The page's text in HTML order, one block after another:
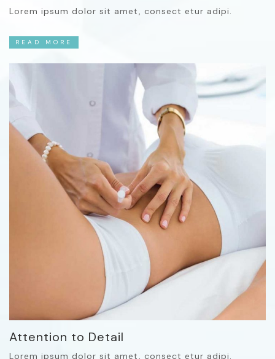
Lorem ipsum dolor sit amet, consect etur adipi.
READ MORE
Attention to Detail
Lorem ipsum dolor sit amet, consect etur adipi.